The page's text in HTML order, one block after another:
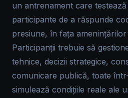
un antrenament care
participante de a răspunde
presiune, în fața
Participanții trebuie să
tehnice, decizii strategice,
comunicare publică, toate
simulează condițiile reale ale